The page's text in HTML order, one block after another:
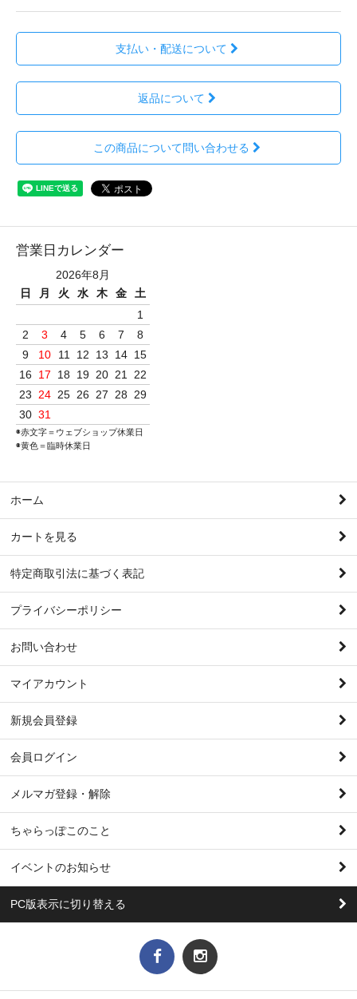
支払い・配送について
返品について
この商品について問い合わせる
営業日カレンダー
2026年8月
日
月 火 水 木 金
土
1
2
3 4 5 6 7
8
9
10 11 12 13 14 15
16
17 18 19 20 21
22
23
24 25 26 27 28
29
30 31
◉赤文字＝ウェブショップ休業日
◉黄色＝臨時休業日
ホーム
カートを見る
特定商取引法に基づく表記
プライバシーポリシー
お問い合わせ
マイアカウント
新規会員登録
会員ログイン
メルマガ登録・解除
ちゃらっぽこのこと
イベントのお知らせ
PC版表示に切り替える